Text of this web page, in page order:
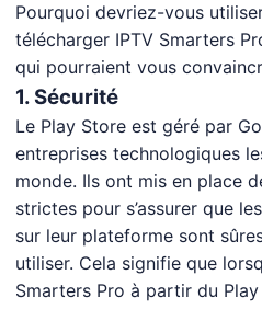
Pourquoi devriez-vous
télécharger IPTV Smarters
qui pourraient vous
1. Sécurité
Le Play Store est géré par
entreprises technologiques
monde. Ils ont mis en place
strictes pour s’assurer que
sur leur plateforme sont
utiliser. Cela signifie que
Smarters Pro à partir du